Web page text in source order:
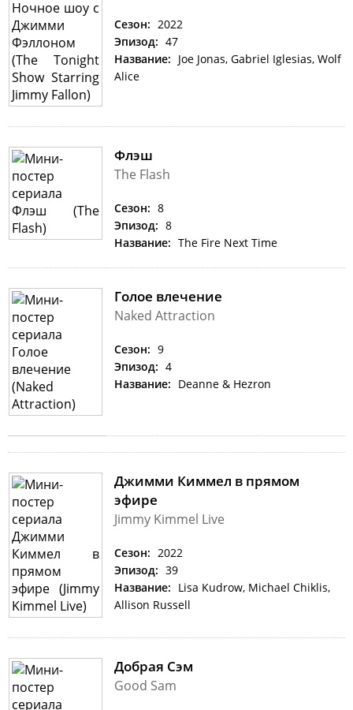
Сезон: 2022
Эпизод: 47
Название: Joe Jonas, Gabriel Iglesias, Wolf
Alice
Флэш
The Flash
Сезон: 8
Эпизод: 8
Название: The Fire Next Time
Голое влечение
Naked Attraction
Сезон: 9
Эпизод: 4
Название: Deanne & Hezron
Джимми Киммел в прямом
эфире
Jimmy Kimmel Live
Сезон: 2022
Эпизод: 39
Название: Lisa Kudrow, Michael Chiklis,
Allison Russell
Добрая Сэм
Good Sam